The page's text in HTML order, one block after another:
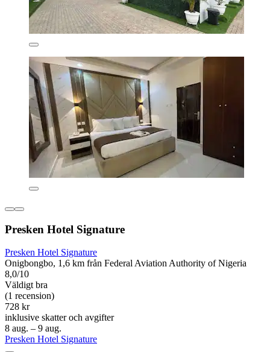
Presken Hotel Signature
Presken Hotel Signature
Onigbongbo, 1,6 km från Federal Aviation Authority of Nigeria
8,0/10
Väldigt bra
(1 recension)
728 kr
inklusive skatter och avgifter
8 aug. – 9 aug.
Presken Hotel Signature